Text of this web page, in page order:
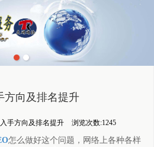
方向及排名提升
手方向及排名提升 浏览次数:1245
怎么做好这个问题，网络上各种各样